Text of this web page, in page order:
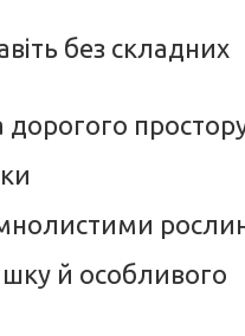
без складних
дорогого
й особливого